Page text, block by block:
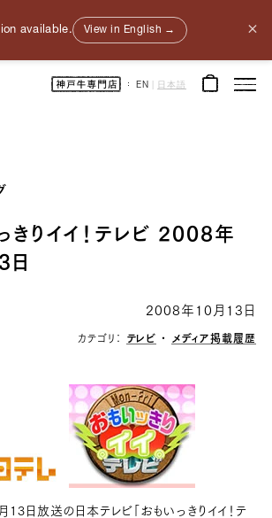
available. View in English → ×
EN 日本語
きりイイ！テレビ 2008年
日
2008年10月13日
カテゴリ： テレビ ・ メディア掲載履歴
日放送の日本テレビ「おもいっきりイイ！テ